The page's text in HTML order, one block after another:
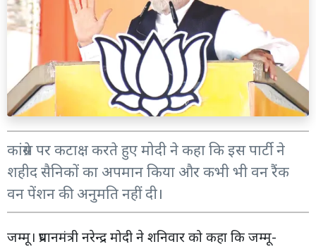
कांग्रेस पर कटाक्ष करते हुए मोदी ने कहा कि इस पार्टी ने
शहीद सैनिकों का अपमान किया और कभी भी वन रैंक
वन पेंशन की अनुमति नहीं दी।
जम्मू। प्रधानमंत्री नरेन्द्र मोदी ने शनिवार को कहा कि जम्मू-